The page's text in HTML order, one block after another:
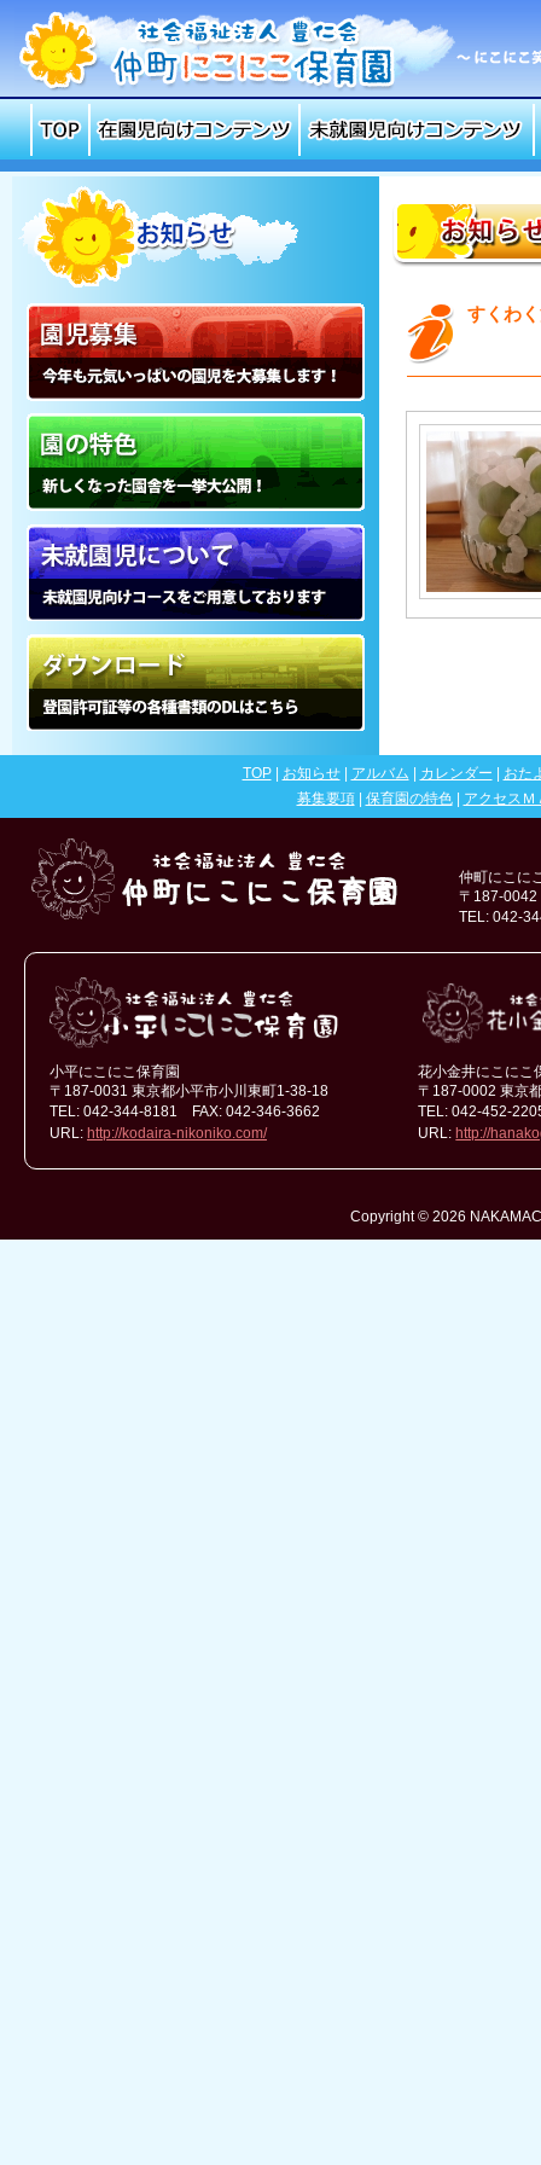
社会福祉法人 豊仁会 仲町にこにこ保育園
TOP 在園児向けコンテンツ 未就園児向けコンテンツ
すくわ
TOP| お知らせ| アルバム カレンダー
おた
募集要項| 保育園の特色| アクセスＭ
仲町にこに
〒187-0042
TEL: 042-
小平にこにこ保育園
〒187-0031 東京都小平市小川東町1-38-18
TEL: 042-344-8181 FAX: 042-346-3662
URL: http://kodaira-nikoniko.com/
花小金井にこにこ
〒187-0002 東京
TEL: 042-452-
URL: http://
Copyright © 2026